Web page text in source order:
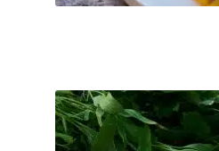
11
Fr. 11.09.2026
–
100
€